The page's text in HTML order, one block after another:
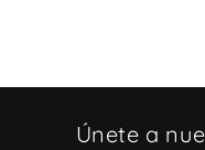
Únete a